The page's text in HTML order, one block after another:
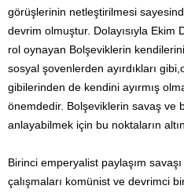
görüşlerinin netleştirilmesi
devrim olmuştur. Dolayısıyla Ekim
rol oynayan Bolşeviklerin
sosyal şovenlerden ayırdıkları
gibilerinden de kendini ayırmış
önemdedir. Bolşeviklerin savaş ve
anlayabilmek için bu noktaların
Birinci emperyalist paylaşım
çalışmaları komünist ve devrimci